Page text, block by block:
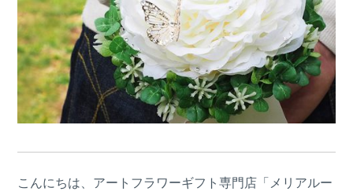
こんにちは、アートフラワーギフト専門店「メリアルー